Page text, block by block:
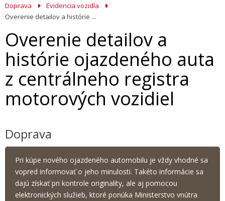
Doprava
Evidencia vozidla
Overenie detailov a histórie ...
Overenie detailov a
histórie ojazdeného auta
z centrálneho registra
motorových vozidiel
Doprava
Pri kúpe nového ojazdeného automobilu je vždy vhodné sa
vopred informovať o jeho minulosti. Takéto informácie sa
dajú získať pri kontrole originality, ale aj pomocou
elektronických služieb, ktoré ponúka Ministerstvo vnútra